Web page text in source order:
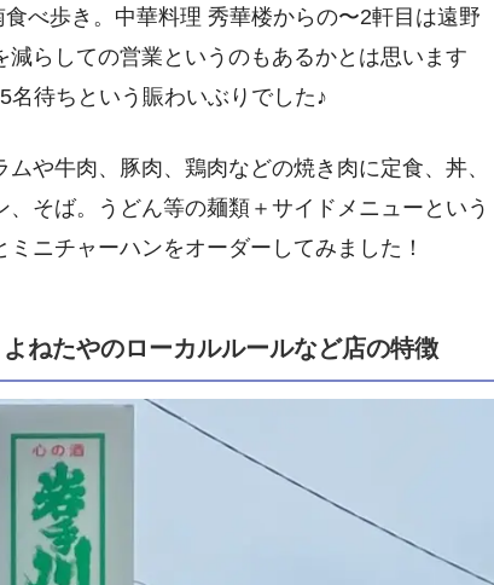
べ歩き。中華料理 秀華楼からの〜2軒目は遠野
らしての営業というのもあるかとは思います
待ちという賑わいぶりでした♪
や牛肉、豚肉、鶏肉などの焼き肉に定食、丼、
そば。うどん等の麺類＋サイドメニューという
ニチャーハンをオーダーしてみました！
ねたやのローカルルールなど店の特徴